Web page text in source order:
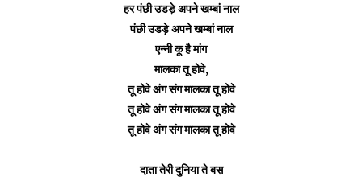
हर पंछी उडड़े अपने खम्बां नाल
पंछी उडड़े अपने खम्बां नाल
एन्नी कू है मांग
मालका तू होवे,
तू होवे अंग संगमालकातू होवे
तू होवे अंग संगमालकातू होवे
तू होवे अंग संगमालकातू होवे
दाता तेरी दुनिया ते बस